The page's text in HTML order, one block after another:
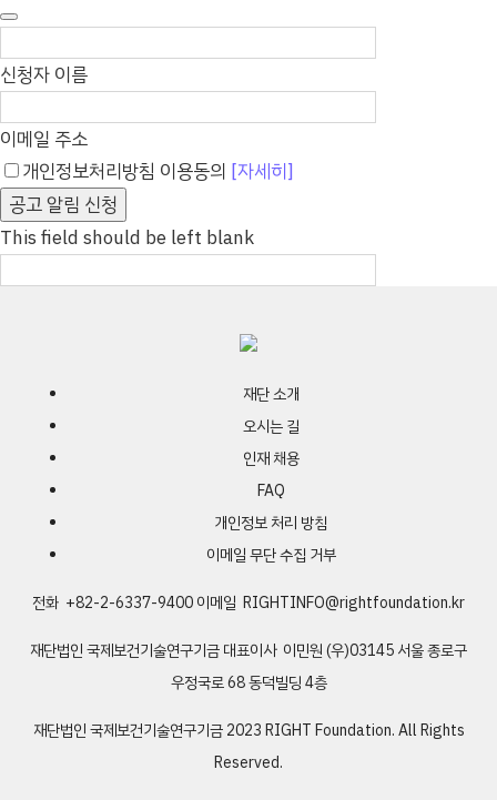
신청자 이름
이메일 주소
개인정보처리방침 이용동의 [자세히]
공고 알림 신청
This field should be left blank
재단 소개
오시는 길
인재 채용
FAQ
개인정보 처리 방침
이메일 무단 수집 거부
전화 +82-2-6337-9400이메일 RIGHTINFO@rightfoundation.kr
재단법인 국제보건기술연구기금대표이사 이민원(우)03145 서울 종로구
우정국로 68 동덕빌딩 4층
재단법인 국제보건기술연구기금2023 RIGHT Foundation. All Rights
Reserved.